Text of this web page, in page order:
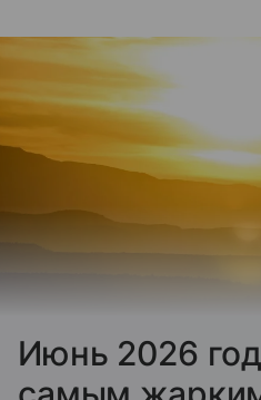
Июнь 2026